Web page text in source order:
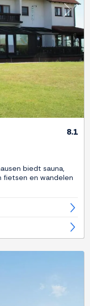
Next
8.1
biedt sauna,
fietsen en wandelen